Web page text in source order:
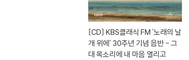
[CD] KBS클래식 FM '노래의 날
개 위에' 30주년 기념 음반 - 그
대 목소리에 내 마음 열리고